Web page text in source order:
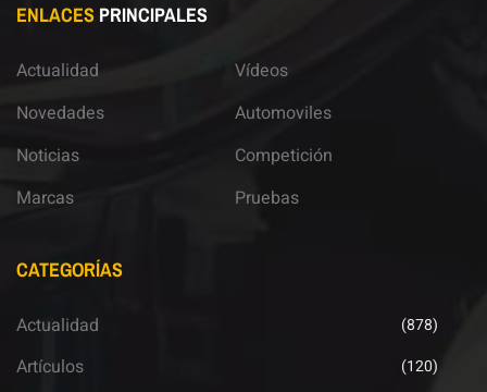
ENLACES PRINCIPALES
Actualidad
Novedades
Noticias
Marcas
Vídeos
Automoviles
Competición
Pruebas
CATEGORÍAS
Actualidad (878)
Artículos (120)